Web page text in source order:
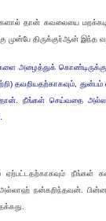
தான் கவலையை
முன்பே திருக்குர்ஆன் இந்த
அழைத்துக்
தவறியதற்காகவும்,
நீங்கள் செய்வதை
ஏற்பட்டதற்காகவும்
நன்கறிந்தவன்.